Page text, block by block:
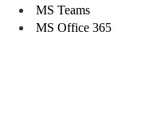
MS Teams
MS Office 365